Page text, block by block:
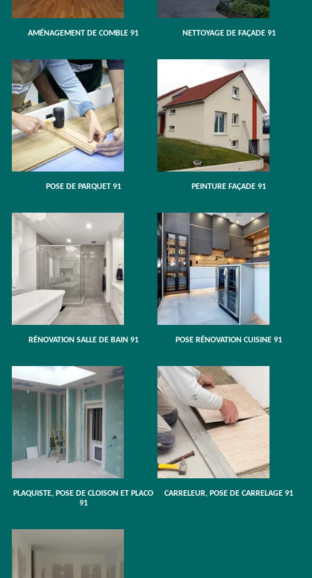
AMÉNAGEMENT DE COMBLE 91 NETTOYAGE DE FAÇADE 91
POSE DE PARQUET 91 PEINTURE FAÇADE 91
RÉNOVATION SALLE DE BAIN 91 POSE RÉNOVATION CUISINE 91
PLAQUISTE, POSE DE CLOISON ET PLACO
91
CARRELEUR, POSE DE CARRELAGE 91